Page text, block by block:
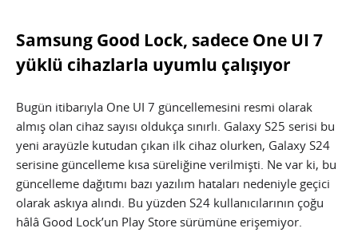
Samsung Good Lock, sadece One UI 7
yüklü cihazlarla uyumlu çalışıyor
Bugün itibarıyla One UI 7 güncellemesini resmi olarak
almış olan cihaz sayısı oldukça sınırlı. Galaxy S25 serisi bu
yeni arayüzle kutudan çıkan ilk cihaz olurken, Galaxy S24
serisine güncelleme kısa süreliğine verilmişti. Ne var ki, bu
güncelleme dağıtımı bazı yazılım hataları nedeniyle geçici
olarak askıya alındı. Bu yüzden S24 kullanıcılarının çoğu
hâlâ Good Lock’un Play Store sürümüne erişemiyor.